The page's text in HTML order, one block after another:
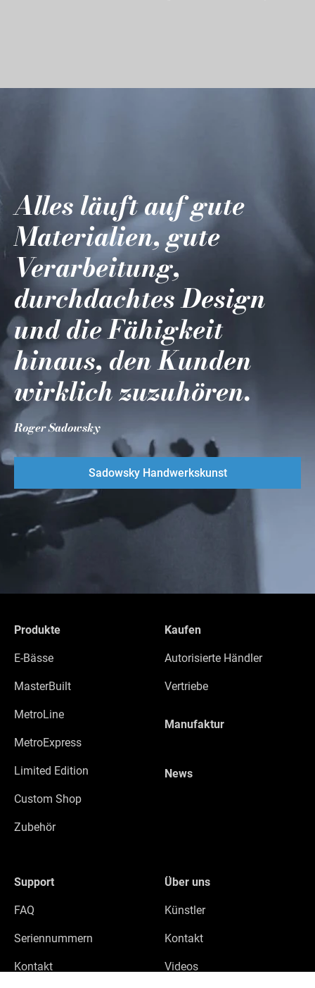
Alles läuft auf gute
Materialien, gute
Verarbeitung,
durchdachtes Design
und die Fähigkeit
hinaus, den Kunden
wirklich zuzuhören.
Roger Sadowsky
Sadowsky Handwerkskunst
Produkte
E-Bässe
MasterBuilt
MetroLine
MetroExpress
Limited Edition
Custom Shop
Zubehör
Kaufen
Autorisierte Händler
Vertriebe
Manufaktur
News
Support
FAQ
Seriennummern
Kontakt
Über uns
Künstler
Kontakt
Videos